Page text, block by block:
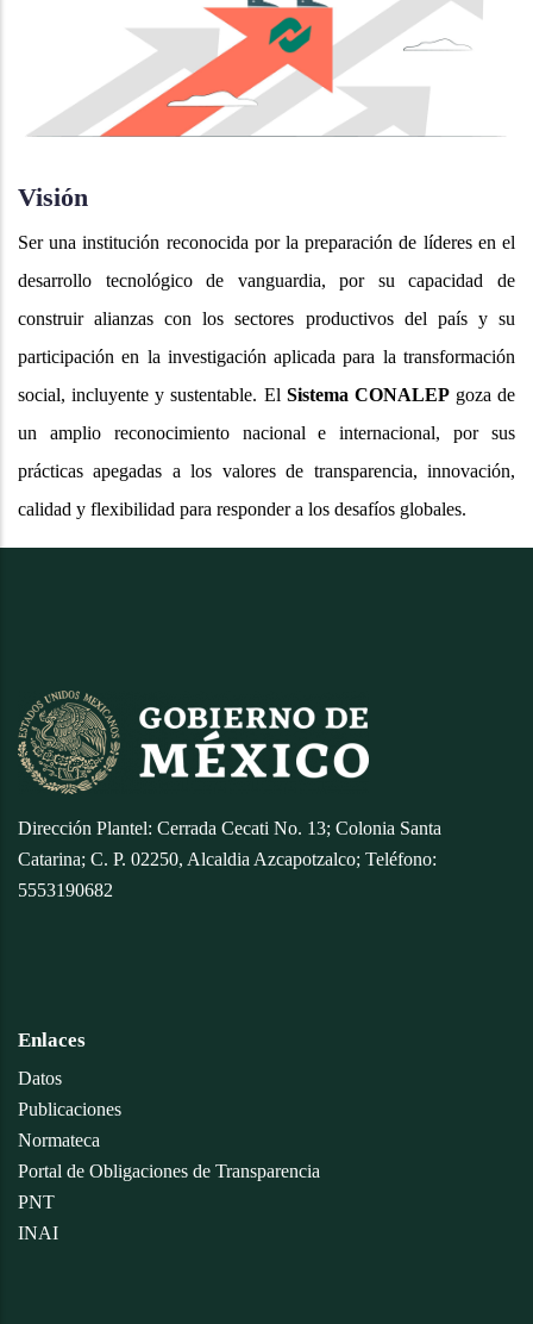
Visión
Ser una institución reconocida por la preparación de líderes en el
desarrollo tecnológico de vanguardia, por su capacidad de
construir alianzas con los sectores productivos del país y su
participación en la investigación aplicada para la transformación
social, incluyente y sustentable. El Sistema CONALEPgoza de
un amplio reconocimiento nacional e internacional, por sus
prácticas apegadas a los valores de transparencia, innovación,
calidad y flexibilidad para responder a los desafíos globales.
Dirección Plantel: Cerrada Cecati No. 13; Colonia Santa
Catarina; C. P. 02250, Alcaldia Azcapotzalco; Teléfono:
5553190682
Enlaces
Datos
Publicaciones
Normateca
Portal de Obligaciones de Transparencia
PNT
INAI